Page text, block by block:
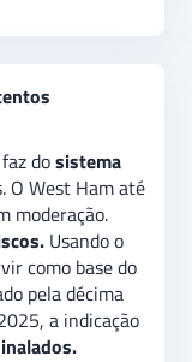
dosistema
O West Ham até
moderação.
Usando o
como base do
pela décima
a indicação